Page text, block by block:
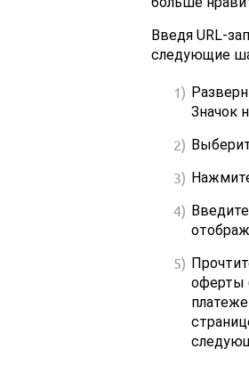
Введя URL-
следующие
Значок
оферты